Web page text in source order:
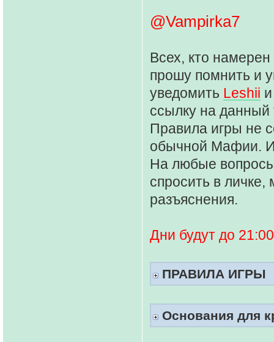
@Vampirka7
Всех, кто
прошу помнить и
уведомить Leshii
ссылку на данный
Правила игры не
обычной Мафии. И
На любые
спросить в
разъяснения.
Дни будут до
ПРАВИЛА ИГРЫ
Основания для